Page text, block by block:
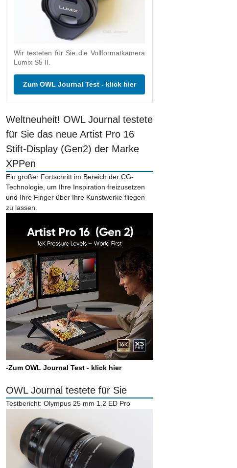
Wir testeten für Sie die Vollformatkamera
Lumix S5 II.
Zum OWL Journal Test - klick hier
Weltneuheit! OWL Journal testete
für Sie das neue Artist Pro 16
Stift-Display (Gen2) der Marke
XPPen
Ein großer Fortschritt im Bereich der CG-
Technologie, um Ihre Inspiration freizusetzen
und Ihre Finger über Ihre Kunstwerke fliegen
zu lassen.
-Zum OWL Journal Test - klick hier
OWL Journal testete für Sie
Testbericht: Olympus 25 mm 1.2 ED Pro